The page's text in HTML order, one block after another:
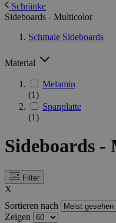
Schränke
Sideboards - Multicolor
Schmale Sideboards
Material
Melamin
(1)
Spanplatte
(1)
Sideboards
Filter
X
Sortieren nach
Zeigen